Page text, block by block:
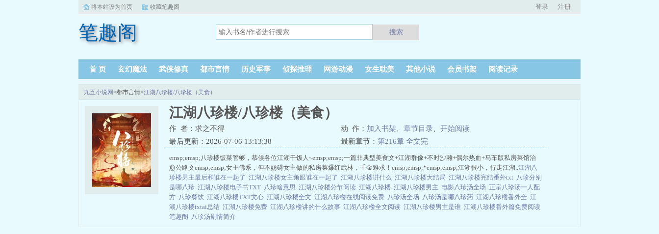
将本站设为首页 收藏笔趣阁 登录 注册
笔趣阁 搜索
首 页 玄幻魔法 武侠修真 都市言情 历史军事 侦探推理 网游动漫 女生耽美 其他小说 会员书架 阅读记录
九五小说网>都市言情>江湖八珍楼/八珍楼（美食）
江湖八珍楼/八珍楼（美食）
作 者：求之不得 动 作： 加入书架 章节目录
开始阅读
最后更新：2026-07-06 13:13:38
最新章节： 第216章 全文完
emsp;emsp;八珍楼饭菜管够，恭候各位江湖干饭人~emsp;emsp;一篇非典型美食文+江湖群像+不时沙雕+偶尔热血+马车版私房菜馆治
愈公路文emsp;emsp;女主佛系，但不妨碍女主做的私房菜爆红武林，千金难求！emsp;emsp;*emsp;emsp;江湖很小，行走江湖..江湖八
珍楼男主最后和谁在一起了 江湖八珍楼女主角跟谁在一起了 江湖八珍楼讲什么 江湖八珍楼大结局 江湖八珍楼完结番外txt 八珍分别
是哪八珍 江湖八珍楼电子书TXT 八珍啥意思 江湖八珍楼分节阅读 江湖八珍楼 江湖八珍楼男主 电影八珍汤全场 正宗八珍汤一人配
方 八珍餐饮 江湖八珍楼TXT文心 江湖八珍楼全文 江湖八珍楼在线阅读免费 八珍汤全场 八珍汤是哪八珍药 江湖八珍楼番外全 江
湖八珍楼txtai总结 江湖八珍楼免费 江湖八珍楼讲的什么故事 江湖八珍楼全文阅读 江湖八珍楼男主是谁 江湖八珍楼番外篇免费阅读
笔趣阁 八珍汤剧情简介